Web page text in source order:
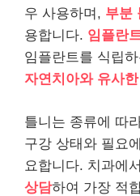
우 사용하며, 부분
용합니다. 임플란
임플란트를 식립
자연치아와 유사
틀니는 종류에 따
구강 상태와 필요
요합니다. 치과에서
상담하여 가장 적